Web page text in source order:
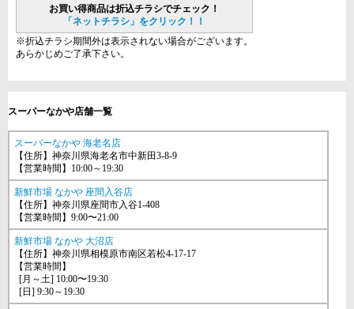
お買い得商品は折込チラシでチェック！
「ネットチラシ」をクリック！！
※折込チラシ期間外は表示されない場合がございます。
あらかじめご了承下さい。
スーパーなかや店舗一覧
スーパーなかや 海老名店
【住所】神奈川県海老名市中新田3-8-9
【営業時間】10:00～19:30
新鮮市場 なかや 座間入谷店
【住所】神奈川県座間市入谷1-408
【営業時間】9:00〜21:00
新鮮市場 なかや 大沼店
【住所】神奈川県相模原市南区若松4-17-17
【営業時間】
[月～土] 10:00〜19:30
[日] 9:30～19:30